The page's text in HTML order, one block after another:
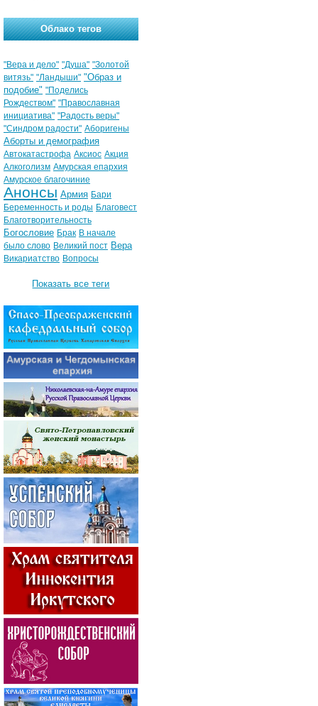
Облако тегов
"Вера и дело" "Душа" "Золотой
витязь" "Ландыши" "Образ и
подобие" "Поделись
Рождеством" "Православная
инициатива" "Радость веры"
"Синдром радости" Аборигены
Аборты и демография
Автокатастрофа Аксиос Акция
Алкоголизм Амурская епархия
Амурское благочиние
Анонсы Армия Бари
Беременность и роды Благовест
Благотворительность
Богословие Брак В начале
было слово Великий пост Вера
Викариатство Вопросы
Показать все теги